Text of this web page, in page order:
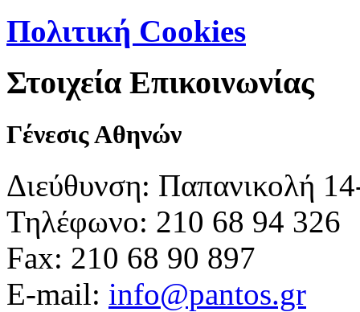
Πολιτική Cookies
Στοιχεία Επικοινωνίας
Γένεσις Αθηνών
Διεύθυνση: Παπανικολή
Τηλέφωνο: 210 68 94 326
Fax: 210 68 90 897
E-mail: info@pantos.gr